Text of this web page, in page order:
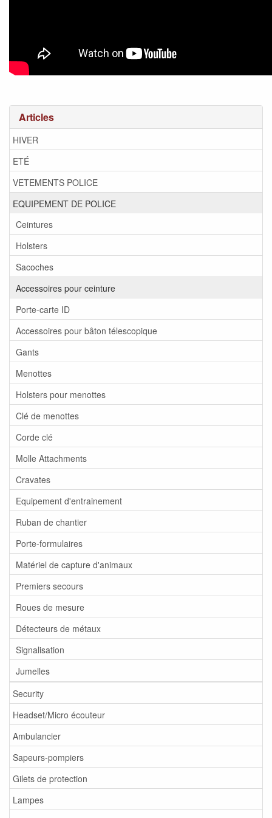
Articles
HIVER
ETÉ
VETEMENTS POLICE
EQUIPEMENT DE POLICE
Ceintures
Holsters
Sacoches
Accessoires pour ceinture
Porte-carte ID
Accessoires pour bâton télescopique
Gants
Menottes
Holsters pour menottes
Clé de menottes
Corde clé
Molle Attachments
Cravates
Equipement d'entrainement
Ruban de chantier
Porte-formulaires
Matériel de capture d'animaux
Premiers secours
Roues de mesure
Détecteurs de métaux
Signalisation
Jumelles
Security
Headset/Micro écouteur
Ambulancier
Sapeurs-pompiers
Gilets de protection
Lampes